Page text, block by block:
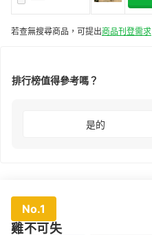
若查無搜尋商品，可提出商品刊登需求
排行榜值得參考嗎？
是的
No.1
雞不可失